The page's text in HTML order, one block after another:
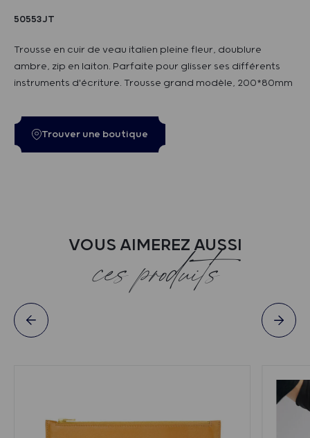
50553JT
Trousse en cuir de veau italien pleine fleur, doublure
ambre, zip en laiton. Parfaite pour glisser ses différents
instruments d'écriture. Trousse grand modèle, 200*80mm
Trouver une boutique
VOUS AIMEREZ AUSSI
ces produits